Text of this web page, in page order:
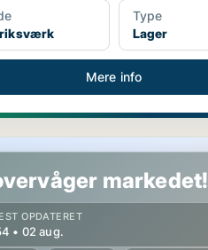
Type
Lager
Mere info
i Værløse
markedet!
OPDATERET
• 02 aug.